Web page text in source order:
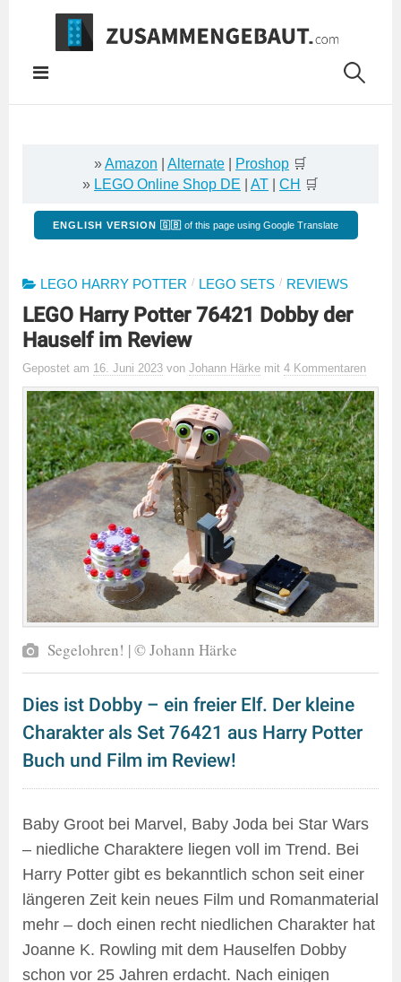
Springe
Inhalt
»Amazon Alternate Proshop 🛒
» LEGO Online Shop DE AT CH 🛒
ENGLISH VERSION 🇬🇧 of this page using Google Translate
LEGO HARRY POTTER / LEGO SETS / REVIEWS
LEGO Harry Potter 76421 Dobby der
Hauself im Review
Gepostet am 16. Juni 2023 von Johann Härke mit 4 Kommentaren
Segelohren! | © Johann Härke
Dies ist Dobby – ein freier Elf. Der kleine
Charakter als Set 76421 aus Harry Potter
Buch und Film im Review!
Baby Groot bei Marvel, Baby Joda bei Star Wars
– niedliche Charaktere liegen voll im Trend. Bei
Harry Potter gibt es bekanntlich schon seit einer
längeren Zeit kein neues Film und Romanmaterial
mehr – doch einen recht niedlichen Charakter hat
Joanne K. Rowling mit dem Hauselfen Dobby
schon vor 25 Jahren erdacht. Nach einigen